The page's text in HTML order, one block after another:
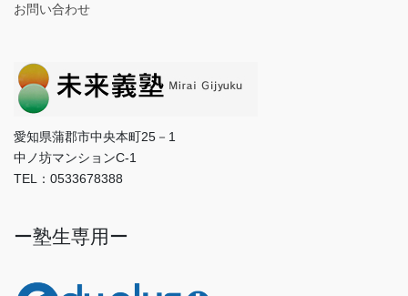
お問い合わせ
愛知県蒲郡市中央本町25－1
中ノ坊マンションC-1
TEL：0533678388
ー塾生専用ー